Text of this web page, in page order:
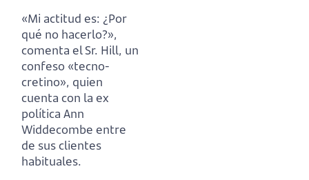
«Mi actitud es: ¿Por
qué no hacerlo?»,
comenta el Sr. Hill, un
confeso «tecno-
cretino», quien
cuenta con la ex
política Ann
Widdecombe entre
de sus clientes
habituales.